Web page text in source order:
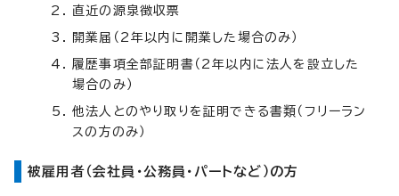
直近の源泉徴収票
開業届（2年以内に開業した場合のみ）
履歴事項全部証明書（2年以内に法人を設立した
場合のみ）
他法人とのやり取りを証明できる書類（フリーラン
スの方のみ）
被雇用者（会社員・公務員・パートなど）の方